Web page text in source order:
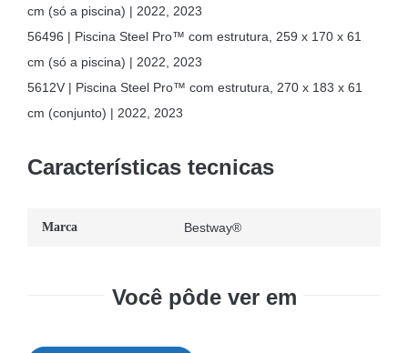
cm (só a piscina) | 2022, 2023
56496 | Piscina Steel Pro™ com estrutura, 259 x 170 x 61
cm (só a piscina) | 2022, 2023
5612V | Piscina Steel Pro™ com estrutura, 270 x 183 x 61
cm (conjunto) | 2022, 2023
Características tecnicas
Marca Bestway®
Você pôde ver em